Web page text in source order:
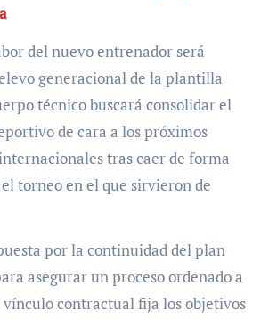
del nuevo entrenador será
generacional de la plantilla
técnico buscará consolidar el
de cara a los próximos
tras caer de forma
torneo en el que sirvieron de
por la continuidad del plan
asegurar un proceso ordenado a
vínculo contractual fija los objetivos